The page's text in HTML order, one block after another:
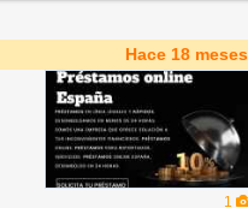
Hace 18 meses
1